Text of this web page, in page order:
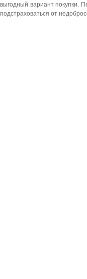
выгодный вариант покупки.
подстраховаться от